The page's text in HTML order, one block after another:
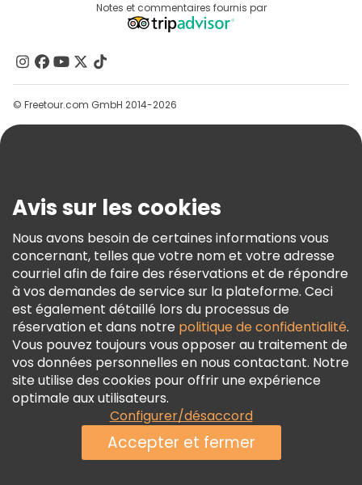
Programme D’affiliation
Contactez-Nous
Groupes
Aide
Conditions Générales Et Mentions Légales
Politique En Matière De Cookies
Freetour Prix
Programme De Fidélité
Notes et commentaires fournis par
© Freetour.com GmbH 2014-2026
Avis sur les cookies
Nous avons besoin de certaines informations vous
concernant, telles que votre nom et votre adresse
courriel afin de faire des réservations et de répondre
à vos demandes de service sur la plateforme. Ceci
est également détaillé lors du processus de
réservation et dans notre politique de confidentialité.
Vous pouvez toujours vous opposer au traitement de
vos données personnelles en nous contactant. Notre
site utilise des cookies pour offrir une expérience
optimale aux utilisateurs.
Configurer/désaccord
Accepter et fermer